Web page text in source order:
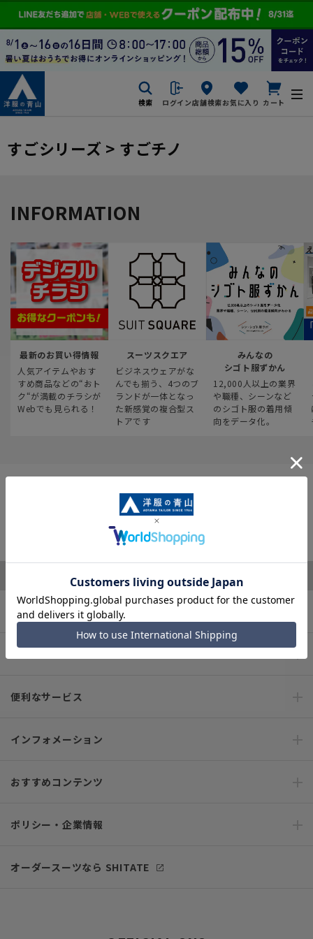
検索 ログイン店舗検索お気に入り カート
すごシリーズ > すごチノ
INFORMATION
最新のお買い得情報
人気アイテムやおす
すめ商品などの“おト
ク“が満載のチラシが
Webでも見られる！
スーツスクエア
ビジネスウェアがな
んでも揃う、4つのブ
ランドが一体となっ
た新感覚の複合型ス
トアです
みんなの
シゴト服ずかん
12,000人以上の業界
や職種、シーンなど
のシゴト服の着用傾
向をデータ化。
ご利用ガイド サポート・お問い合わせ
※税表記がないものはすべて税込み価格となります
キャンペーン情報
便利なサービス
インフォメーション
おすすめコンテンツ
ポリシー・企業情報
オーダースーツなら SHITATE